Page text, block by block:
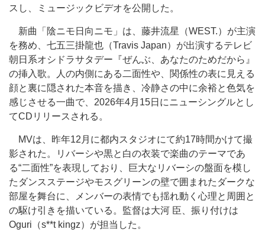
スし、ミュージックビデオを公開した。
新曲「陰ニモ日向ニモ」は、藤井流星（WEST.）が主演
を務め、七五三掛龍也（Travis Japan）が出演するテレビ
朝日系オシドラサタデー『ぜんぶ、あなたのためだから』
の挿入歌。人の内側にある二面性や、関係性の表に見える
顔と裏に隠された本音を描き、冷静さの中に余裕と色気を
感じさせる一曲で、2026年4月15日にニューシングルとし
てCDリリースされる。
MVは、昨年12月に都内スタジオにて約17時間かけて撮
影された。リバーシや黒と白の衣装で楽曲のテーマであ
る“二面性”を表現しており、巨大なリバーシの盤面を模し
たダンスステージやモスグリーンの壁で囲まれたダークな
部屋を舞台に、メンバーの表情でも揺れ動く心理と周囲と
の駆け引きを描いている。監督は大河 臣、振り付けは
Oguri（s**t kingz）が担当した。